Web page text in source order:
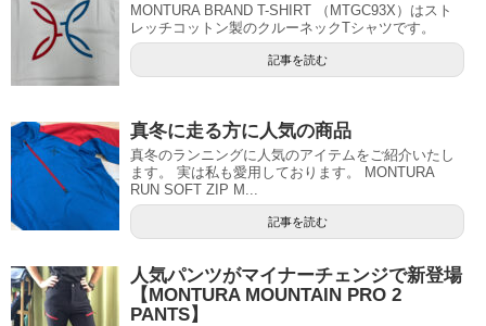
MONTURA BRAND T-SHIRT （MTGC93X）はスト
レッチコットン製のクルーネックTシャツです。
記事を読む
真冬に走る方に人気の商品
真冬のランニングに人気のアイテムをご紹介いたし
ます。 実は私も愛用しております。 MONTURA
RUN SOFT ZIP M...
記事を読む
人気パンツがマイナーチェンジで新登場
【MONTURA MOUNTAIN PRO 2
PANTS】